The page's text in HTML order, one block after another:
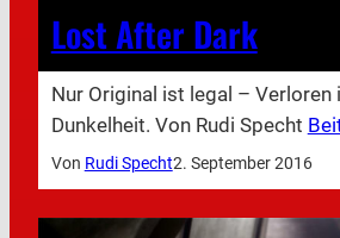
Lost After Dark
Nur Original ist legal – Verloren
Dunkelheit. Von Rudi Specht
Von Rudi Specht2. September 2016